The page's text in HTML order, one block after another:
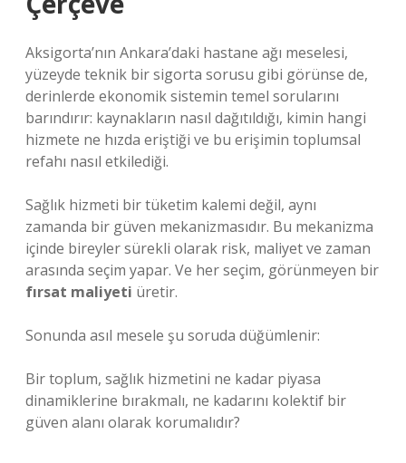
Aksigorta’nın Ankara’daki hastane ağı meselesi,
yüzeyde teknik bir sigorta sorusu gibi görünse de,
derinlerde ekonomik sistemin temel sorularını
barındırır: kaynakların nasıl dağıtıldığı, kimin hangi
hizmete ne hızda eriştiği ve bu erişimin toplumsal
refahı nasıl etkilediği.
Sağlık hizmeti bir tüketim kalemi değil, aynı
zamanda bir güven mekanizmasıdır. Bu mekanizma
içinde bireyler sürekli olarak risk, maliyet ve zaman
arasında seçim yapar. Ve her seçim, görünmeyen bir
fırsat maliyeti üretir.
Sonunda asıl mesele şu soruda düğümlenir:
Bir toplum, sağlık hizmetini ne kadar piyasa
dinamiklerine bırakmalı, ne kadarını kolektif bir
güven alanı olarak korumalıdır?